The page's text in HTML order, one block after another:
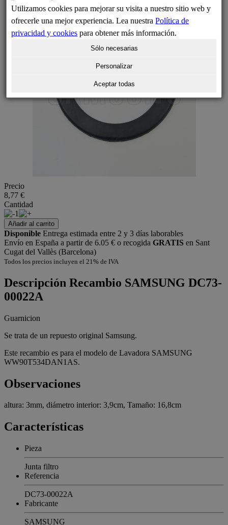
Precio
8,77 €
Cantidad
1
Añadir al carrito
Disponible Entrega estimada entre 2 y 3 días laborables
Envío en España a partir de 6.05 € o recogida GRATIS en Sant
Cugat del Vallès (Barcelona)
Todos los precios incluyen el 21% de IVA
Descripción Recambio SAMSUNG DC73-
00022A
Guarnicion
Se trata de un repuesto original Samsung.
Este recambio es para el modelo de Lavadora SAMSUNG
WW90T534DAN1AS.
Observaciones
altura: 3mm, diámetro interior: 3,9cm, Tamaño: 16,8cm
Características
Pieza
Junta filtro
Referencia
DC73-00022A
Fabricante
SAMSUNG
Utilizamos cookies para mejorar su visita a nuestro sitio web y
ofrecerle una mejor experiencia. Lea nuestraPolítica de
privacidad y cookies para obtener más información.
Sólo necesarias
Personalizar
Aceptar todas